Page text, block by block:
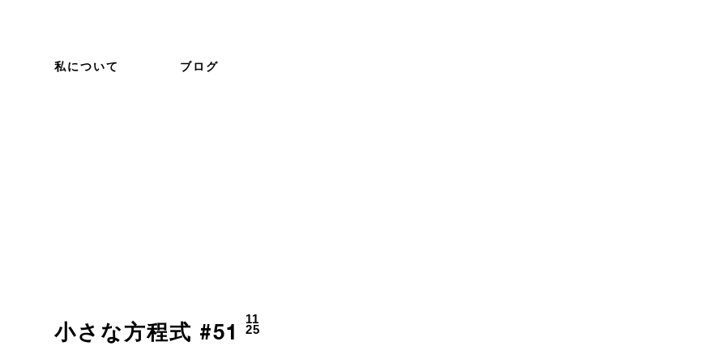
私について ブログ
小さな方程式 #51
11
25